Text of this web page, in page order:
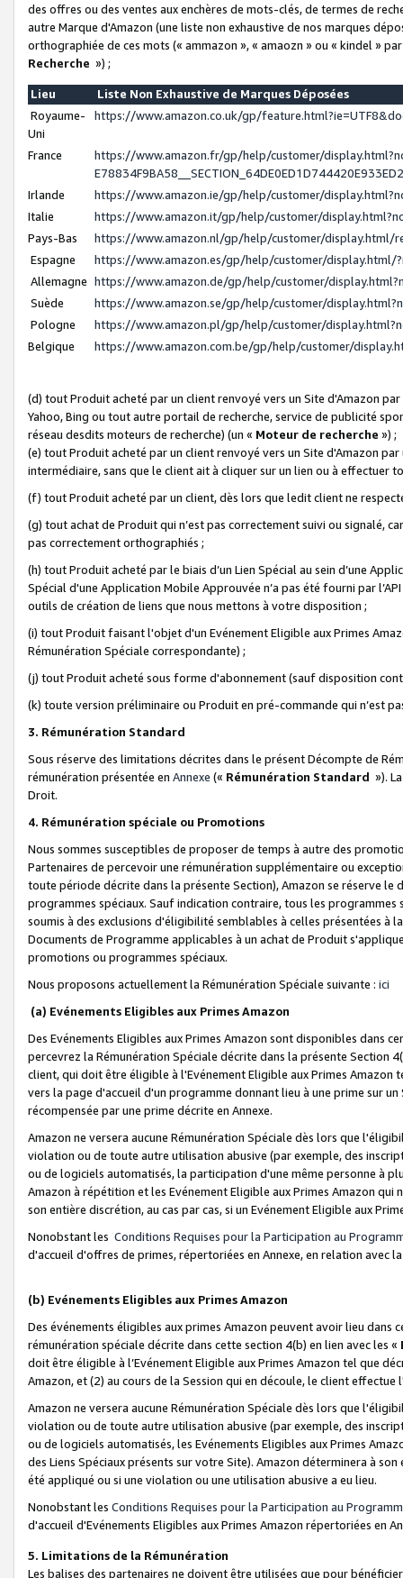
des offres ou des ventes aux enchères de mots-clés, de termes de
autre Marque d'Amazon (une liste non exhaustive de nos marques
orthographiée de ces mots (« ammazon », « amaozn » ou « kindel »
Recherche ») ;
Lieu
Liste Non Exhaustive de Marques Déposées
Royaume-
Uni
https://www.amazon.co.uk/gp/
France
https://www.amazon.fr/gp/help/customer/
Irlande
https://www.amazon.ie/gp/help/customer/
Italie
https://www.amazon.it/gp/help/customer/
Pays-Bas
https://www.amazon.nl/gp/help/customer/display.html/
Espagne
https://www.amazon.es/gp/help/customer/display.html/
Allemagne https://www.amazon.de/gp/help/customer/
Suède
https://www.amazon.se/gp/help/customer/
Pologne
https://www.amazon.pl/gp/help/customer/
Belgique
https://www.amazon.com.be/gp/help/customer/
(d) tout Produit acheté par un client renvoyé vers un Site d'Amazon
Yahoo, Bing ou tout autre portail de recherche, service de publicité
réseau desdits moteurs de recherche) (un « Moteur de recherche ») ;
(e) tout Produit acheté par un client renvoyé vers un Site d'Amazon
intermédiaire, sans que le client ait à cliquer sur un lien ou à
(f) tout Produit acheté par un client, dès lors que ledit client ne
(g) tout achat de Produit qui n’est pas correctement suivi ou signalé,
pas correctement orthographiés ;
(h) tout Produit acheté par le biais d’un Lien Spécial au sein d’une
Spécial d'une Application Mobile Approuvée n’a pas été fourni par
outils de création de liens que nous mettons à votre disposition ;
(i) tout Produit faisant l'objet d'un Evénement Eligible aux Primes
Rémunération Spéciale correspondante) ;
(j) tout Produit acheté sous forme d'abonnement (sauf disposition
(k) toute version préliminaire ou Produit en pré-commande qui n’est
3. Rémunération Standard
Sous réserve des limitations décrites dans le présent Décompte de
rémunération présentée en Annexe (« Rémunération Standard »).
Droit.
4. Rémunération spéciale ou Promotions
Nous sommes susceptibles de proposer de temps à autre des
Partenaires de percevoir une rémunération supplémentaire ou
toute période décrite dans la présente Section), Amazon se réserve
programmes spéciaux. Sauf indication contraire, tous les
soumis à des exclusions d'éligibilité semblables à celles présentées à
Documents de Programme applicables à un achat de Produit
promotions ou programmes spéciaux.
Nous proposons actuellement la Rémunération Spéciale suivante : ici
(a) Evénements Eligibles aux Primes Amazon
Des Evénements Eligibles aux Primes Amazon sont disponibles dans
percevrez la Rémunération Spéciale décrite dans la présente Section
client, qui doit être éligible à l'Evénement Eligible aux Primes Amazon
vers la page d'accueil d'un programme donnant lieu à une prime sur
récompensée par une prime décrite en Annexe.
Amazon ne versera aucune Rémunération Spéciale dès lors que
violation ou de toute autre utilisation abusive (par exemple, des
ou de logiciels automatisés, la participation d'une même personne à
Amazon à répétition et les Evénement Eligible aux Primes Amazon qui
son entière discrétion, au cas par cas, si un Evénement Eligible aux
Nonobstant les Conditions Requises pour la Participation au
d'accueil d'offres de primes, répertoriées en Annexe, en relation avec
(b) Evénements Eligibles aux Primes Amazon
Des événements éligibles aux primes Amazon peuvent avoir lieu dans
rémunération spéciale décrite dans cette section 4(b) en lien avec les «
doit être éligible à l’Evénement Eligible aux Primes Amazon tel que
Amazon, et (2) au cours de la Session qui en découle, le client
Amazon ne versera aucune Rémunération Spéciale dès lors que
violation ou de toute autre utilisation abusive (par exemple, des
ou de logiciels automatisés, les Evénements Eligibles aux Primes
des Liens Spéciaux présents sur votre Site). Amazon déterminera à
été appliqué ou si une violation ou une utilisation abusive a eu lieu.
Nonobstant les Conditions Requises pour la Participation au
d'accueil d'Evénements Eligibles aux Primes Amazon répertoriées en
5. Limitations de la Rémunération
Les balises des partenaires ne doivent être utilisées que pour